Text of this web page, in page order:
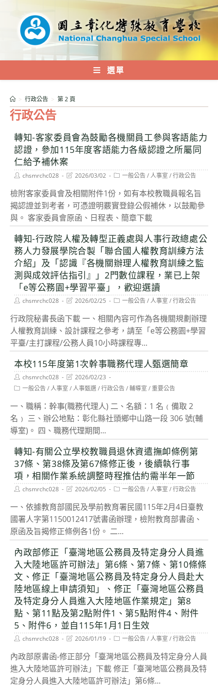
內
選單
行政公告
> 行政公告 > 第 2 頁
轉知-客家委員會為鼓勵各機關員工參與客語能力
認證，參加115年度客語能力各級認證之所屬同
仁給予補休案
Postchsmrchc028
Post
modified:
2026/03/02
Post一般公告/人事室 /行政公告
檢附客家委員會及相關附件1份，如有本校教職員報名旨
揭認證並到考者，可憑證明覈實登錄公假補休，以鼓勵參
與。 客家委員會原函、日程表、簡章下載
轉知-行政院人權及轉型正義處與人事行政總處公
務人力發展學院合製「聯合國人權教育訓練方法
介紹」及「認識『各機關辦理人權教育訓練之監
測與成效評估指引』」2門數位課程，業已上架
「e等公務園+學習平臺」，歡迎選讀
Postchsmrchc028
Post
modified:
2026/02/25
Post一般公告/人事室 /行政公告
行政院秘書長函下載 一、相關內容可作為各機關規劃辦理
人權教育訓練、設計課程之參考，請至「e等公務園+學習
平臺/主打課程/公務人員10小時課程專...
本校115年度第1次幹事職務代理人甄選簡章
Post
author:
chsmrchc028
Post
last
modified:
2026/02/23
Post一般公告/人事室 /人事甄選/行政公告/輔導室 /重要公告
一、職稱：幹事(職務代理人) 二、名額：1 名﹙備取 2
名﹚ 三、辦公地點：彰化縣社頭鄉中山路一段 306 號(輔
導室)。 四、職務代理期間...
轉知-有關公立學校教職員退休資遣撫卹條例第
37條、第38條及第67條修正後，後續執行事
項，相關作業系統調整時程推估約需半年一節
Postchsmrchc028
Post
modified:
2026/02/05
Post一般公告/人事室 /行政公告
一、依據教育部國民及學前教育署民國115年2月4日臺教
國署人字第1150012417號書函辦理，檢附教育部書函、
原函及旨揭修正條例各1份。 二...
內政部修正「臺灣地區公務員及特定身分人員進
入大陸地區許可辦法」第6條、第7條、第10條條
文、修正「臺灣地區公務員及特定身分人員赴大
陸地區線上申請須知」、修正「臺灣地區公務員
及特定身分人員進入大陸地區作業規定」第8
點、第11點及第2點附件1、第5點附件4、附件
5、附件6，並自115年1月1日生效
Postchsmrchc028
Post
modified:
2026/01/19
Post一般公告/人事室 /行政公告
內政部原書函-修正部分「臺灣地區公務員及特定身分人員
進入大陸地區許可辦法」下載 修正「臺灣地區公務員及特
定身分人員進入大陸地區許可辦法」第6條...